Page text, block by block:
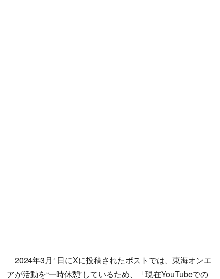
2024年3月1日にXに投稿されたポストでは、東海オンエ
アが活動を“一時休憩”しているため、「現在YouTubeでの